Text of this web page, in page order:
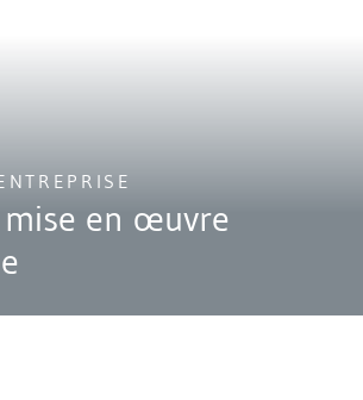
mise en œuvre